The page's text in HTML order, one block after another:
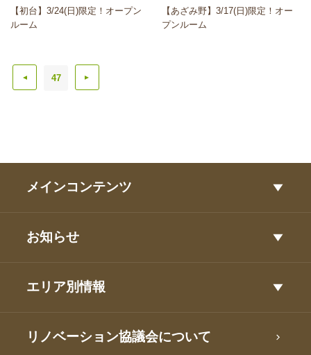
【初台】3/24(日)限定！オープン
ルーム
【あざみ野】3/17(日)限定！オー
プンルーム
▲ 47 ▲
メインコンテンツ
お知らせ
エリア別情報
リノベーション協議会について